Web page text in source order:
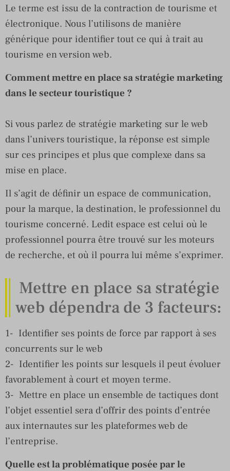
Le terme est issu de la contraction de tourisme et
électronique. Nous l’utilisons de manière
générique pour identifier tout ce qui à trait au
tourisme en version web.
Comment mettre en place sa stratégie marketing
dans le secteur touristique ?
Si vous parlez de stratégie marketing sur le web
dans l’univers touristique, la réponse est simple
sur ces principes et plus que complexe dans sa
mise en place.
Il s’agit de définir un espace de communication,
pour la marque, la destination, le professionnel du
tourisme concerné. Ledit espace est celui où le
professionnel pourra être trouvé sur les moteurs
de recherche, et où il pourra lui même s’exprimer.
Mettre en place sa stratégie
web dépendra de 3 facteurs:
1- Identifier ses points de force par rapport à ses
concurrents sur le web
2- Identifier les points sur lesquels il peut évoluer
favorablement à court et moyen terme.
3- Mettre en place un ensemble de tactiques dont
l’objet essentiel sera d’offrir des points d’entrée
aux internautes sur les plateformes web de
l’entreprise.
Quelle est la problématique posée par le